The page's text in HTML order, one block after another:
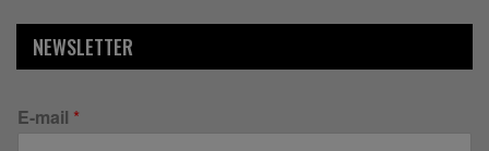
NEWSLETTER
E-mail *